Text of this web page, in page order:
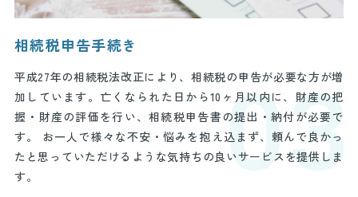
相続税申告手続き
平成27年の相続税法改正により、相続税の申告が必要な方が増
加しています。亡くなられた日から10ヶ月以内に、財産の把
握・財産の評価を行い、相続税申告書の提出・納付が必要で
す。 お一人で様々な不安・悩みを抱え込まず、頼んで良かっ
たと思っていただけるような気持ちの良いサービスを提供しま
す。
03